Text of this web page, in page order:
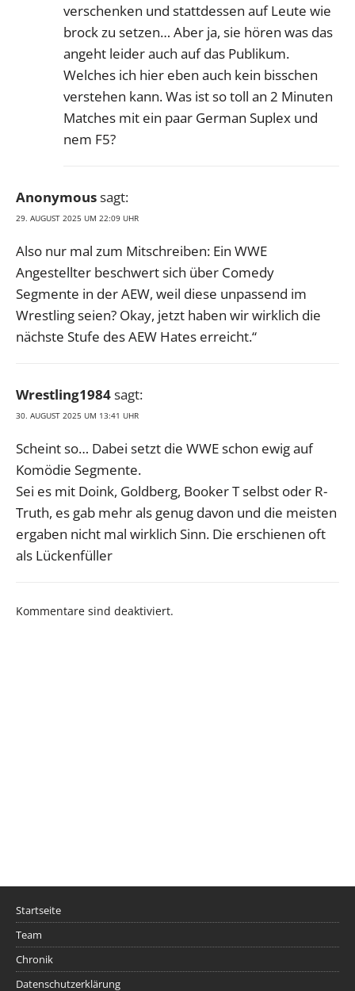
verschenken und stattdessen auf Leute wie
brock zu setzen… Aber ja, sie hören was das
angeht leider auch auf das Publikum.
Welches ich hier eben auch kein bisschen
verstehen kann. Was ist so toll an 2 Minuten
Matches mit ein paar German Suplex und
nem F5?
Anonymoussagt:
29. AUGUST 2025 UM 22:09 UHR
Also nur mal zum Mitschreiben: Ein WWE
Angestellter beschwert sich über Comedy
Segmente in der AEW, weil diese unpassend im
Wrestling seien? Okay, jetzt haben wir wirklich die
nächste Stufe des AEW Hates erreicht.“
Wrestling1984sagt:
30. AUGUST 2025 UM 13:41 UHR
Scheint so… Dabei setzt die WWE schon ewig auf
Komödie Segmente.
Sei es mit Doink, Goldberg, Booker T selbst oder R-
Truth, es gab mehr als genug davon und die meisten
ergaben nicht mal wirklich Sinn. Die erschienen oft
als Lückenfüller
Kommentare sind deaktiviert.
Startseite
Team
Chronik
Datenschutzerklärung